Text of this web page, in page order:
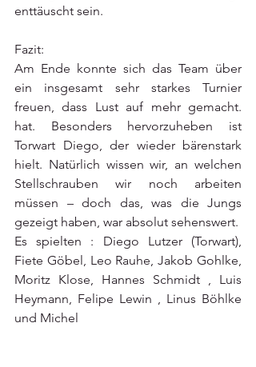
enttäuscht sein.
Fazit:
Am Ende konnte sich das Team über
ein insgesamt sehr starkes Turnier
freuen, dass Lust auf mehr gemacht.
hat. Besonders hervorzuheben ist
Torwart Diego, der wieder bärenstark
hielt. Natürlich wissen wir, an welchen
Stellschrauben wir noch arbeiten
müssen – doch das, was die Jungs
gezeigt haben, war absolut sehenswert.
Es spielten : Diego Lutzer (Torwart),
Fiete Göbel, Leo Rauhe, Jakob Gohlke,
Moritz Klose, Hannes Schmidt , Luis
Heymann, Felipe Lewin , Linus Böhlke
und Michel